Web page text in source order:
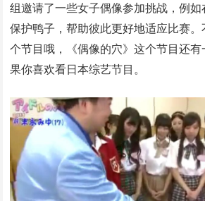
组邀请了一些女子偶像参加挑战，例如
保护鸭子，帮助彼此更好地适应比赛
个节目哦，《偶像的穴》这个节目还
果你喜欢看日本综艺节目。